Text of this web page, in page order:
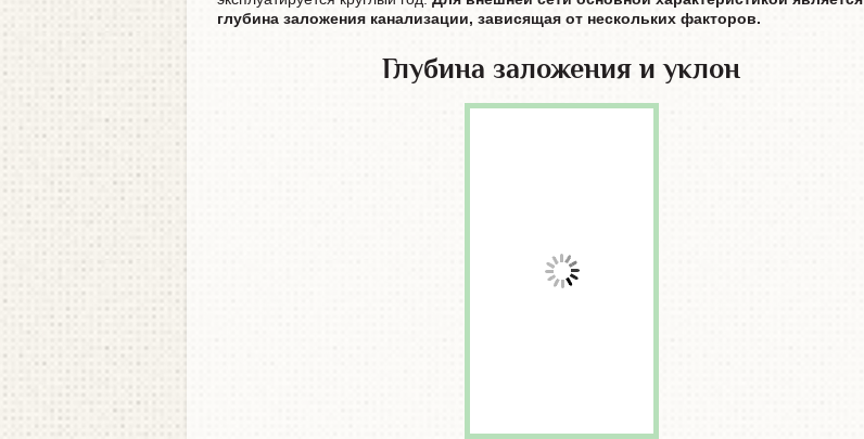
глубина заложения канализации, зависящая от нескольких факторов.
Глубина заложения и уклон